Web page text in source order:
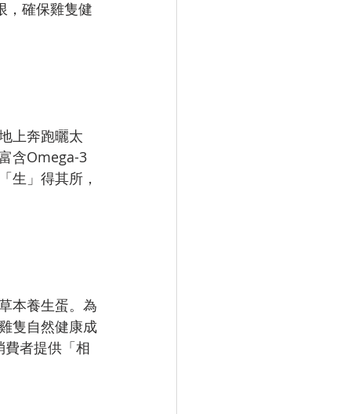
，確保雞隻健
上奔跑曬太
含Omega-3
生」得其所，
本養生蛋。為
隻自然健康成
費者提供「相